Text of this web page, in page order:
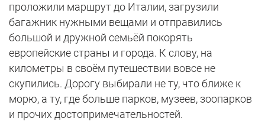
проложили маршрут до Италии, загрузили
багажник нужными вещами и отправились
большой и дружной семьёй покорять
европейские страны и города. К слову, на
километры в своём путешествии вовсе не
скупились. Дорогу выбирали не ту, что ближе к
морю, а ту, где больше парков, музеев, зоопарков
и прочих достопримечательностей.